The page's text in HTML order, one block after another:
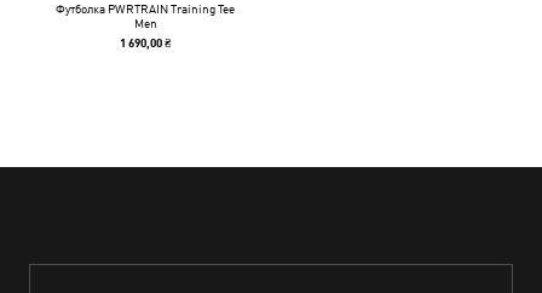
Футболка PWRTRAIN Training Tee
Men
1 690,00 ₴